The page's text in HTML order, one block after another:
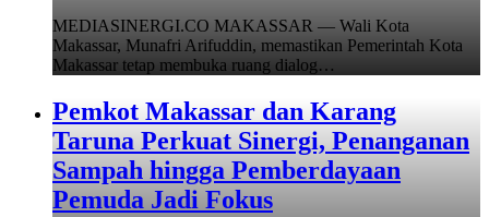
MEDIASINERGI.CO MAKASSAR — Wali Kota
Makassar, Munafri Arifuddin, memastikan Pemerintah Kota
Makassar tetap membuka ruang dialog…
Pemkot Makassar dan Karang
Taruna Perkuat Sinergi, Penanganan
Sampah hingga Pemberdayaan
Pemuda Jadi Fokus